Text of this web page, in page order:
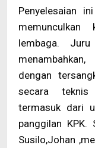
Penyelesaian
lembaga.
dengan
secara teknis
termasuk dari
panggilan KPK.
Susilo,Johan